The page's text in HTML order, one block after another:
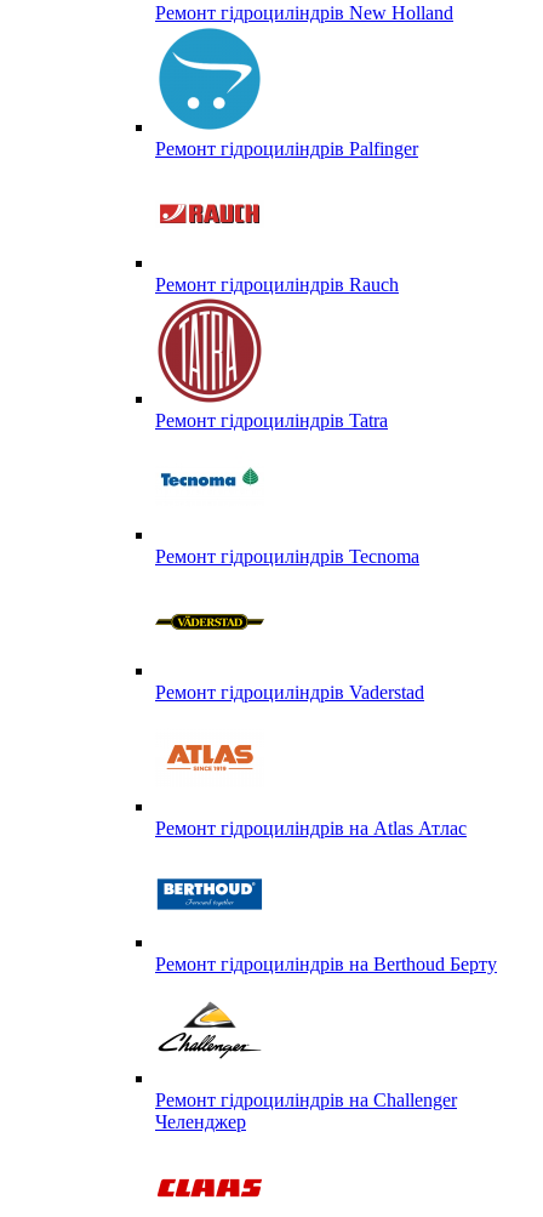
Ремонт гідроциліндрів New Holland
Ремонт гідроциліндрів Palfinger
Ремонт гідроциліндрів Rauch
Ремонт гідроциліндрів Tatra
Ремонт гідроциліндрів Tecnoma
Ремонт гідроциліндрів Vaderstad
Ремонт гідроциліндрів на Atlas Атлас
Ремонт гідроциліндрів на Berthoud Берту
Ремонт гідроциліндрів на Challenger
Челенджер